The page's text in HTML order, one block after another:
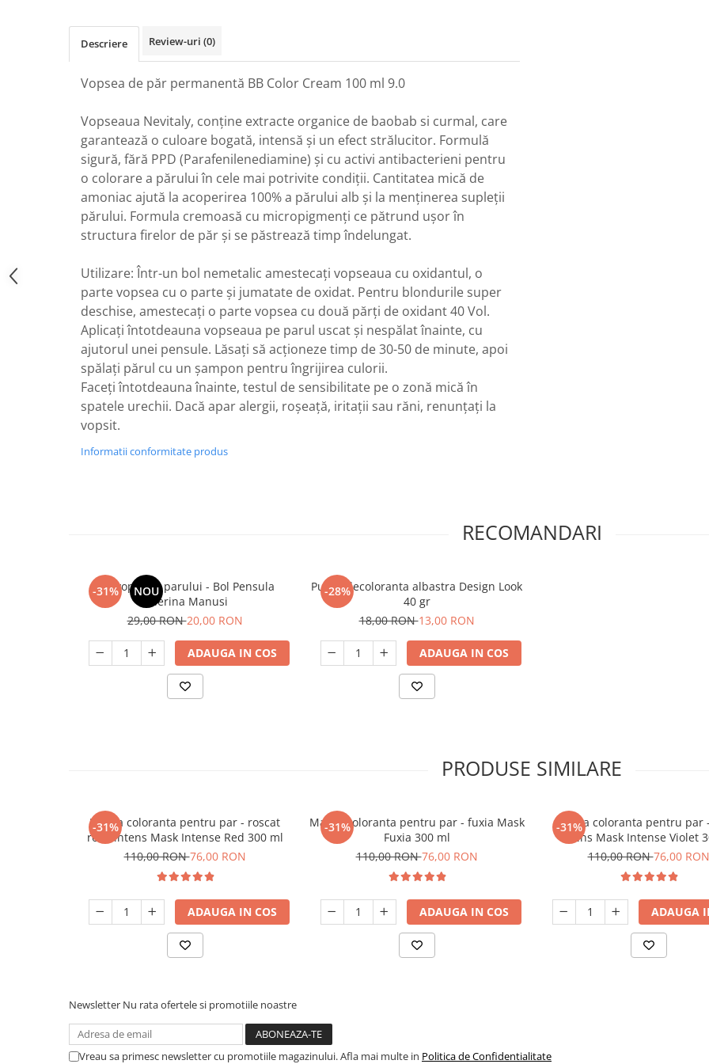
Descriere Review-uri (0)
Vopsea de păr permanentă BB Color Cream 100 ml 9.0
Vopseaua Nevitaly, conține extracte organice de baobab si curmal, care
garantează o culoare bogată, intensă și un efect strălucitor. Formulă
sigură, fără PPD (Parafenilenediamine) și cu activi antibacterieni pentru
o colorare a părului în cele mai potrivite condiții. Cantitatea mică de
amoniac ajută la acoperirea 100% a părului alb și la menținerea supleții
părului. Formula cremoasă cu micropigmenți ce pătrund ușor în
structura firelor de păr și se păstrează timp îndelungat.
Utilizare: Într-un bol nemetalic amestecați vopseaua cu oxidantul, o
parte vopsea cu o parte și jumatate de oxidat. Pentru blondurile super
deschise, amestecați o parte vopsea cu două părți de oxidant 40 Vol.
Aplicați întotdeauna vopseaua pe parul uscat și nespălat înainte, cu
ajutorul unei pensule. Lăsați să acționeze timp de 30-50 de minute, apoi
spălați părul cu un șampon pentru îngrijirea culorii.
Faceți întotdeauna înainte, testul de sensibilitate pe o zonă mică în
spatele urechii. Dacă apar alergii, roșeață, iritații sau răni, renunțați la
vopsit.
Informatii conformitate produs
RECOMANDARI
-31% NOU
Set vopsirea parului - Bol Pensula
Pelerina Manusi
29,00 RON20,00 RON
ADAUGA IN COS
-28%
Pudra decoloranta albastra Design Look
40 gr
18,00 RON13,00 RON
ADAUGA IN COS
PRODUSE SIMILARE
-31%
Masca coloranta pentru par - roscat
rosu intens Mask Intense Red 300 ml
110,00 RON76,00 RON
ADAUGA IN COS
-31%
Masca coloranta pentru par - fuxia Mask
Fuxia 300 ml
110,00 RON76,00 RON
ADAUGA IN COS
-31%
Masca coloranta pentru par
intens Mask Intense Violet
110,00 RON76,00 RON
ADAUGA
Newsletter Nu rata ofertele si promotiile noastre
Vreau sa primesc newsletter cu promotiile magazinului. Afla mai multe in Politica de Confidentialitate